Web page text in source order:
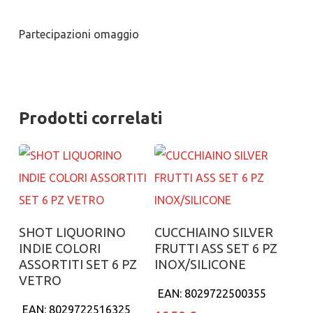
Partecipazioni omaggio
Prodotti correlati
Aggiungi al carrello
SHOT LIQUORINO
INDIE COLORI
ASSORTITI SET 6 PZ
VETRO
EAN: 8029722516325
Aggiungi al carrello
CUCCHIAINO SILVER
FRUTTI ASS SET 6 PZ
INOX/SILICONE
EAN: 8029722500355